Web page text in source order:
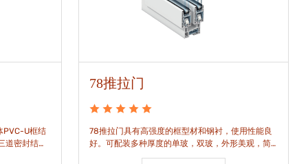
PVC-U框结
道密封结
78推拉门
78推拉门具有高强度的框型材和钢衬，使用性能良
好。可配装多种厚度的单玻，双玻，外形美观，简